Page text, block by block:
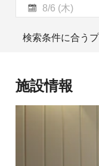
Navigate
forward
to
calendar
and
select
検索条件に合う
施設情報